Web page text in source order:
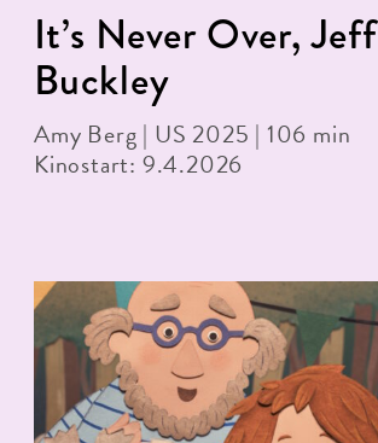
It’s Never Over, Jeff
Buckley
Amy Berg | US 2025 | 106 min
Kinostart: 9.4.2026